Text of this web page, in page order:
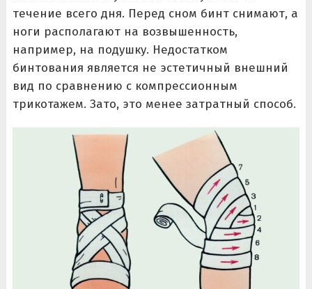
течение всего дня. Перед сном бинт снимают, а
ноги располагают на возвышенность,
например, на подушку. Недостатком
бинтования является не эстетичный внешний
вид по сравнению с компрессионным
трикотажем. Зато, это менее затратный способ.